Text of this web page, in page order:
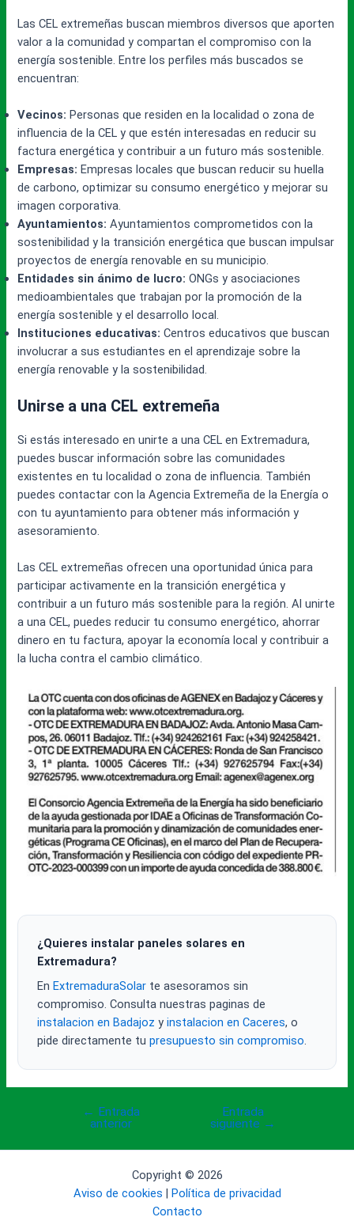
Las CEL extremeñas buscan miembros diversos que aporten
valor a la comunidad y compartan el compromiso con la
energía sostenible. Entre los perfiles más buscados se
encuentran:
Vecinos: Personas que residen en la localidad o zona de
influencia de la CEL y que estén interesadas en reducir su
factura energética y contribuir a un futuro más sostenible.
Empresas: Empresas locales que buscan reducir su huella
de carbono, optimizar su consumo energético y mejorar su
imagen corporativa.
Ayuntamientos: Ayuntamientos comprometidos con la
sostenibilidad y la transición energética que buscan impulsar
proyectos de energía renovable en su municipio.
Entidades sin ánimo de lucro: ONGs y asociaciones
medioambientales que trabajan por la promoción de la
energía sostenible y el desarrollo local.
Instituciones educativas: Centros educativos que buscan
involucrar a sus estudiantes en el aprendizaje sobre la
energía renovable y la sostenibilidad.
Unirse a una CEL extremeña
Si estás interesado en unirte a una CEL en Extremadura,
puedes buscar información sobre las comunidades
existentes en tu localidad o zona de influencia. También
puedes contactar con la Agencia Extremeña de la Energía o
con tu ayuntamiento para obtener más información y
asesoramiento.
Las CEL extremeñas ofrecen una oportunidad única para
participar activamente en la transición energética y
contribuir a un futuro más sostenible para la región. Al unirte
a una CEL, puedes reducir tu consumo energético, ahorrar
dinero en tu factura, apoyar la economía local y contribuir a
la lucha contra el cambio climático.
¿Quieres instalar paneles solares en
Extremadura?
EnExtremaduraSolar te asesoramos sin
compromiso. Consulta nuestras paginas de
instalacion en Badajoz yinstalacion en Caceres, o
pide directamente tupresupuesto sin compromiso.
Navegación
entradas
← Entrada
anterior
Entrada
siguiente →
Copyright © 2026
Aviso de cookies
Política de privacidad
Contacto